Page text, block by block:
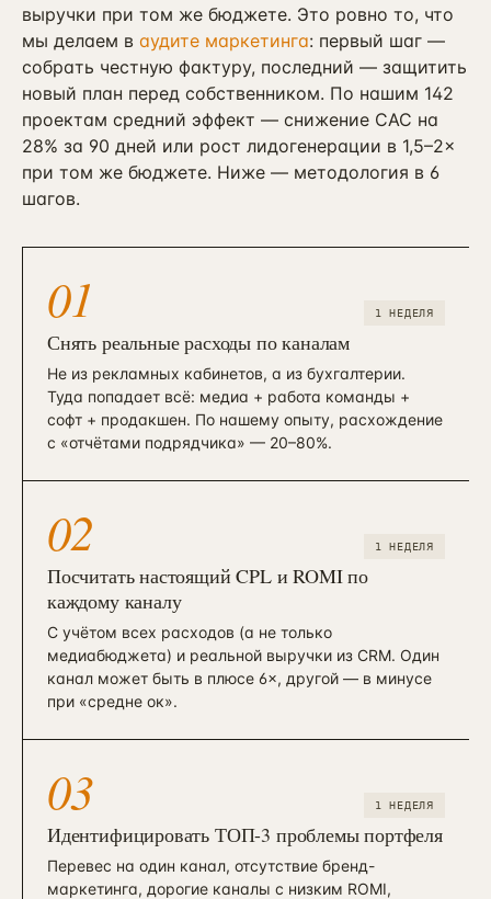
выручки при том же бюджете. Это ровно то, что
мы делаем в аудите маркетинга: первый шаг —
собрать честную фактуру, последний — защитить
новый план перед собственником. По нашим 142
проектам средний эффект — снижение CAC на
28% за 90 дней или рост лидогенерации в 1,5–2×
при том же бюджете. Ниже — методология в 6
шагов.
01 1 НЕДЕЛЯ
Снять реальные расходы по каналам
Не из рекламных кабинетов, а из бухгалтерии.
Туда попадает всё: медиа + работа команды +
софт + продакшен. По нашему опыту, расхождение
с «отчётами подрядчика» — 20–80%.
02 1 НЕДЕЛЯ
Посчитать настоящий CPL и ROMI по
каждому каналу
С учётом всех расходов (а не только
медиабюджета) и реальной выручки из CRM. Один
канал может быть в плюсе 6×, другой — в минусе
при «средне ок».
03 1 НЕДЕЛЯ
Идентифицировать ТОП-3 проблемы портфеля
Перевес на один канал, отсутствие бренд-
маркетинга, дорогие каналы с низким ROMI,